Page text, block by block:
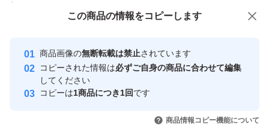
付与しています
安心取引出品者
心・安全なユーザーです
取引実績
引を完了させた実績があります
この商品の情報をコピーします
商品画像の無断転載は禁止されています
コピーされた情報は必ずご自身の商品に合わせて編集
してください
コピーは1商品につき1回です
商品情報コピー機能について
この商品をみている人にオススメ